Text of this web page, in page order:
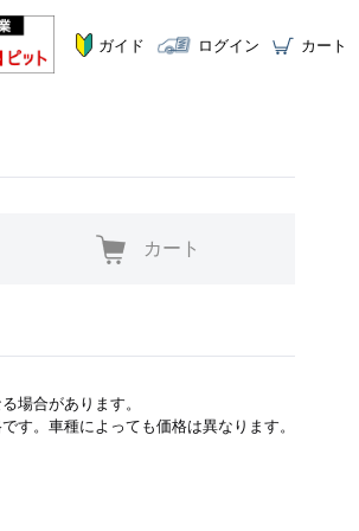
ガイド ログイン カート
カート
場合があります。
す。車種によっても価格は異なります。